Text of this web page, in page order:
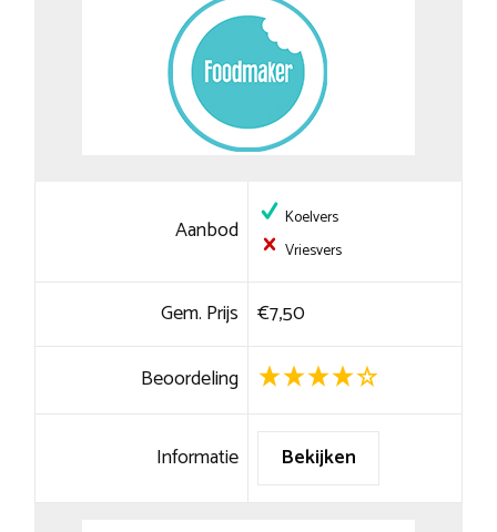
Aanbod
Koelvers
Vriesvers
Gem. Prijs €7,50
Beoordeling
Informatie Bekijken